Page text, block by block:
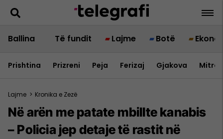
Ballina Të fundit Lajme Botë
Prishtina Prizreni Peja Ferizaj Gjakova
Lajme > Kronika e Zezë
Në arën me patate mbillte kanabis
– Policia jep detaje të rastit në